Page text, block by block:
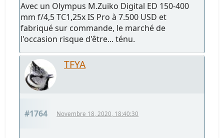
Avec un Olympus M.Zuiko Digital ED 150-400
mm f/4,5 TC1,25x IS Pro à 7.500 USD et
fabriqué sur commande, le marché de
l'occasion risque d'être... ténu.
TFYA
#1764 Novembre 18, 2020, 18:40:30